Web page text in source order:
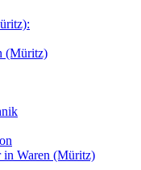
(Müritz)
in Waren (Müritz)